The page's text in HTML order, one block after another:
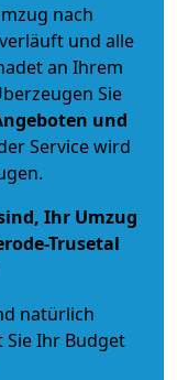
nach
und alle
an Ihrem
Sie
und
Service wird
Ihr Umzug
Trusetal
natürlich
Sie Ihr Budget